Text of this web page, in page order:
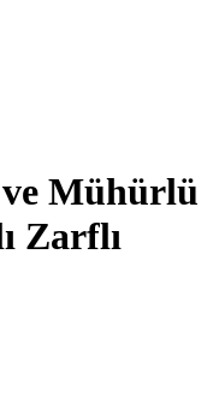
Mühürlü
Zarflı